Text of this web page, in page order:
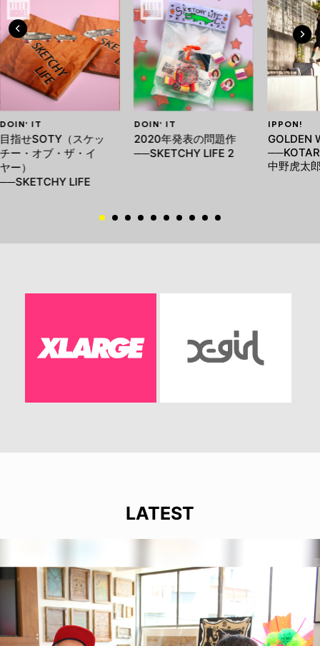
DOIN' IT
目指せSOTY（スケッ
チー・オブ・ザ・イ
ヤー）
──SKETCHY LIFE
DOIN' IT
2020年発表の問題作
──SKETCHY LIFE 2
IPPON!
GOLDEN
中野虎太
LATEST